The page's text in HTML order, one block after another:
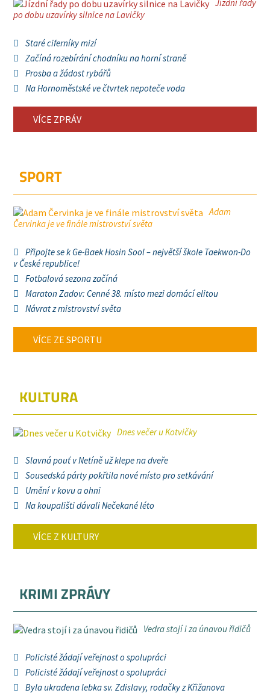
Jízdní řady
po dobu uzavírky silnice na Lavičky
Staré ciferníky mizí
Začíná rozebírání chodníku na horní straně
Prosba a žádost rybářů
Na Hornoměstské ve čtvrtek nepoteče voda
VÍCE ZPRÁV
SPORT
Adam
Červinka je ve finále mistrovství světa
Připojte se k Ge-Baek Hosin Sool – největší škole Taekwon-Do
v České republice!
Fotbalová sezona začíná
Maraton Zadov: Cenné 38. místo mezi domácí elitou
Návrat z mistrovství světa
VÍCE ZE SPORTU
KULTURA
Dnes večer u Kotvičky
Slavná pouť v Netíně už klepe na dveře
Sousedská párty pokřtila nové místo pro setkávání
Umění v kovu a ohni
Na koupališti dávali Nečekané léto
VÍCE Z KULTURY
KRIMI ZPRÁVY
Vedra stojí i za únavou řidičů
Policisté žádají veřejnost o spolupráci
Policisté žádají veřejnost o spolupráci
Byla ukradena lebka sv. Zdislavy, rodačky z Křižanova